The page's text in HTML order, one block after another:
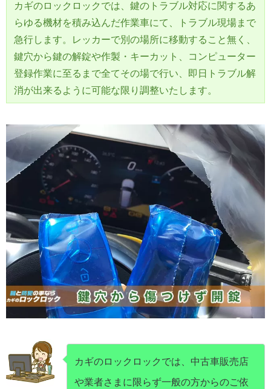
カギのロックロックでは、鍵のトラブル対応に関するあ
らゆる機材を積み込んだ作業車にて、トラブル現場まで
急行します。レッカーで別の場所に移動すること無く、
鍵穴から鍵の解錠や作製・キーカット、コンピューター
登録作業に至るまで全てその場で行い、即日トラブル解
消が出来るように可能な限り調整いたします。
カギのロックロックでは、中古車販売店
や業者さまに限らず一般の方からのご依